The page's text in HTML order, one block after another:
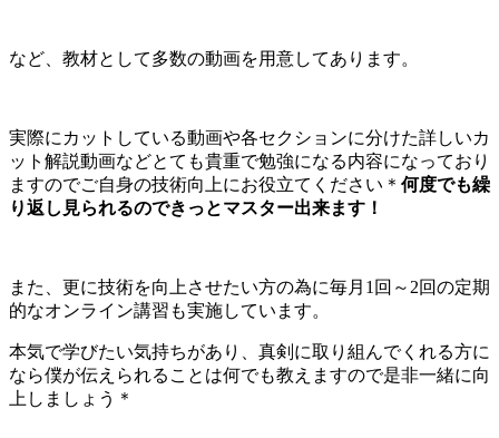
など、教材として多数の動画を用意してあります。
実際にカットしている動画や各セクションに分けた詳しいカ
ット解説動画などとても貴重で勉強になる内容になっており
ますのでご自身の技術向上にお役立てください＊ 何度でも繰
り返し見られるのできっとマスター出来ます！
また、更に技術を向上させたい方の為に毎月1回～2回の定期
的なオンライン講習も実施しています。
本気で学びたい気持ちがあり、真剣に取り組んでくれる方に
なら僕が伝えられることは何でも教えますので是非一緒に向
上しましょう＊